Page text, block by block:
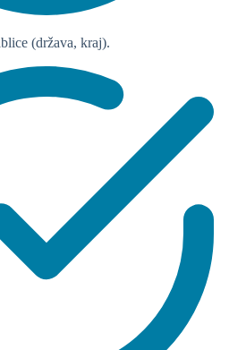
(država, kraj).